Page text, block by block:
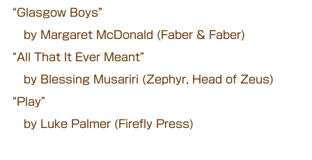
“Glasgow Boys”
by Margaret McDonald (Faber & Faber)
“All That It Ever Meant”
by Blessing Musariri (Zephyr, Head of Zeus)
“Play”
by Luke Palmer (Firefly Press)